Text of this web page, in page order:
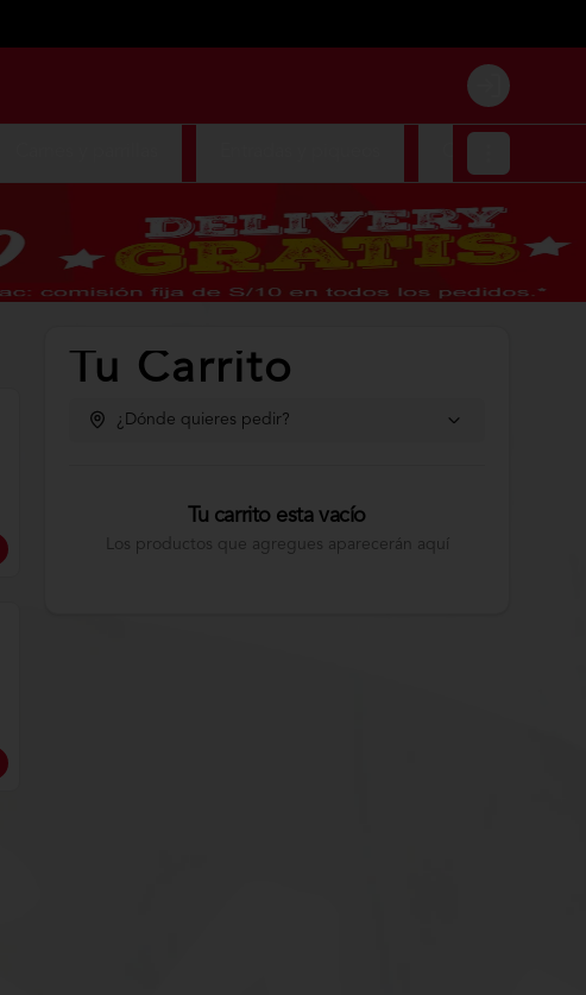
Login
Tu Carrito
¿Dónde quieres pedir?
Tu carrito esta vacío
Los productos que agregues aparecerán aquí